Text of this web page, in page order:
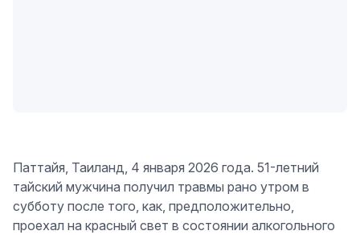
Паттайя, Таиланд, 4 января 2026 года. 51-летний
тайский мужчина получил травмы рано утром в
субботу после того, как, предположительно,
проехал на красный свет в состоянии алкогольного